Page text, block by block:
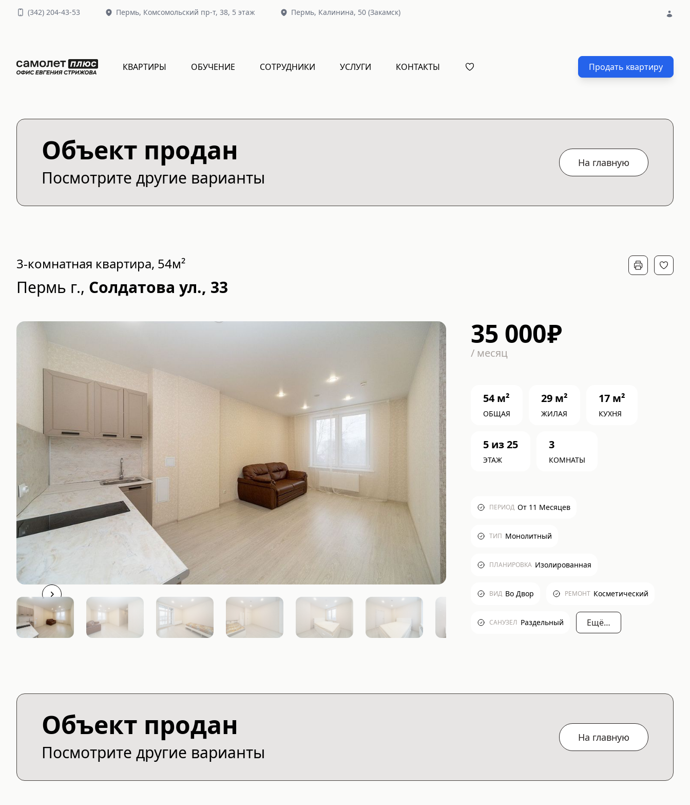
(342) 204-43-53 Пермь, Комсомольский пр-т, 38, 5 этаж Пермь, Калинина, 50 (Закамск)
КВАРТИРЫ ОБУЧЕНИЕ СОТРУДНИКИ УСЛУГИ КОНТАКТЫ Продать квартиру
Объект продан
Посмотрите другие варианты
На главную
3-комнатная квартира, 54м²
Пермь г., Солдатова ул., 33
35 000₽
/ месяц
54 м²
ОБЩАЯ
29 м²
ЖИЛАЯ
17 м²
КУХНЯ
5 из25
ЭТАЖ
3
КОМНАТЫ
ПЕРИОД От 11 Месяцев
ТИП Монолитный
ПЛАНИРОВКА Изолированная
ВИД Во Двор РЕМОНТ Косметический
САНУЗЕЛ Раздельный Ещё…
Объект продан
Посмотрите другие варианты
На главную